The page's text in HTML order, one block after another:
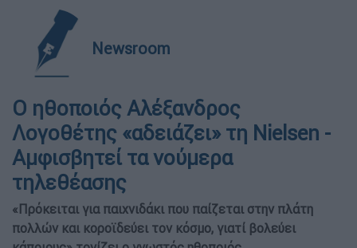
Newsroom
Ο ηθοποιός Αλέξανδρος
Λογοθέτης «αδειάζει» τη Nielsen -
Αμφισβητεί τα νούμερα
τηλεθέασης
«Πρόκειται για παιχνιδάκι που παίζεται στην πλάτη
πολλών και κοροϊδεύει τον κόσμο, γιατί βολεύει